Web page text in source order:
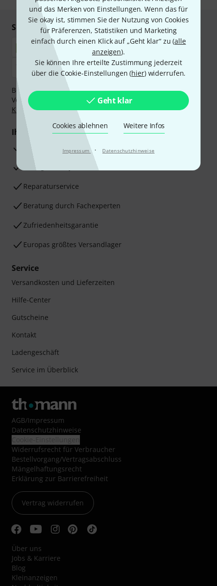
und das Merken von Einstellungen. Wenn das für
Sie okay ist, stimmen Sie der Nutzung von Cookies
für Präferenzen, Statistiken und Marketing
einfach durch einen Klick auf „Geht klar“ zu (alle
anzeigen).
Sie können Ihre erteilte Zustimmung jederzeit
über die Cookie-Einstellungen (hier) widerrufen.
Geht klar
Cookies ablehnen Weitere Infos
Impressum · Datenschutzhinweise
Sicher einkaufen & bezahlen
Bezahlen Sie vertraulich und sicher per Nachnahme,
Vorkasse, PayPal, Amazon Pay,Klarna Sofort bezahlen
,
Klarna Ratenzahlungoder Kreditkarte.
Ihre Vorteile
3 Jahre Thomann Garantie
30 Tage Money-Back-Garantie
Reparaturservice
Beratung durch Fachexperten
Zufriedenheitsgarantie
Europas größtes Versandlager
Service
Versandkosten und Lieferzeiten
Hilfe-Center
Gutscheine
Kontakt
Ladengeschäft
Service im Überblick
AGB/Impressum
Datenschutzhinweise
Widerrufsrecht für Verbraucher
Bestellvorgang/Vertragsabschluss
Mängelhaftungsrecht
Erklärung zur Barrierefreiheit
Vertrag widerrufen
Über uns
Jobs & Karriere
Blog
Kleinanzeigen